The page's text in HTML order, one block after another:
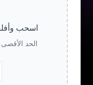
اسحب
الحد الأقصى لحجم